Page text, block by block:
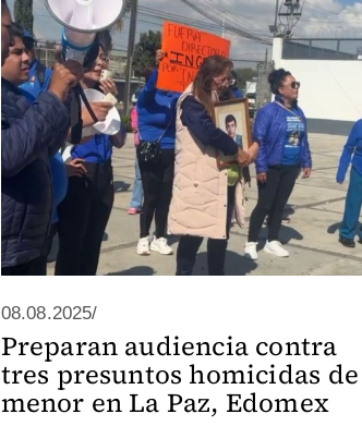
08.08.2025/
Preparan audiencia contra
tres presuntos homicidas de
menor en La Paz, Edomex